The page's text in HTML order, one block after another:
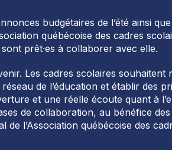
budgétaires de l’été ainsi
québécoise des cadres
prêt·es à collaborer avec elle.
Les cadres scolaires
de l’éducation et établir des
et une réelle écoute quant à
de collaboration, au bénéfice
l’Association québécoise des